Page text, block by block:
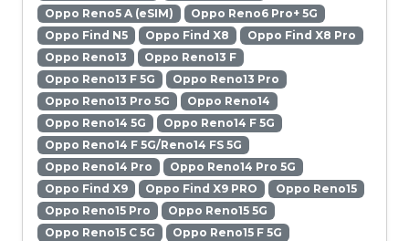
Oppo Reno5 A (eSIM)
Oppo Reno6 Pro+ 5G
Oppo Find N5
Oppo Find X8
Oppo Find X8 Pro
Oppo Reno13
Oppo Reno13 F
Oppo Reno13 F 5G
Oppo Reno13 Pro
Oppo Reno13 Pro 5G
Oppo Reno14
Oppo Reno14 5G
Oppo Reno14 F 5G
Oppo Reno14 F 5G/Reno14 FS 5G
Oppo Reno14 Pro
Oppo Reno14 Pro 5G
Oppo Find X9
Oppo Find X9 PRO
Oppo Reno15
Oppo Reno15 Pro
Oppo Reno15 5G
Oppo Reno15 C 5G
Oppo Reno15 F 5G